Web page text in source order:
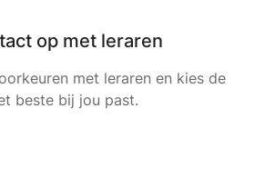
op met leraren
met leraren en kies de
beste bij jou past.